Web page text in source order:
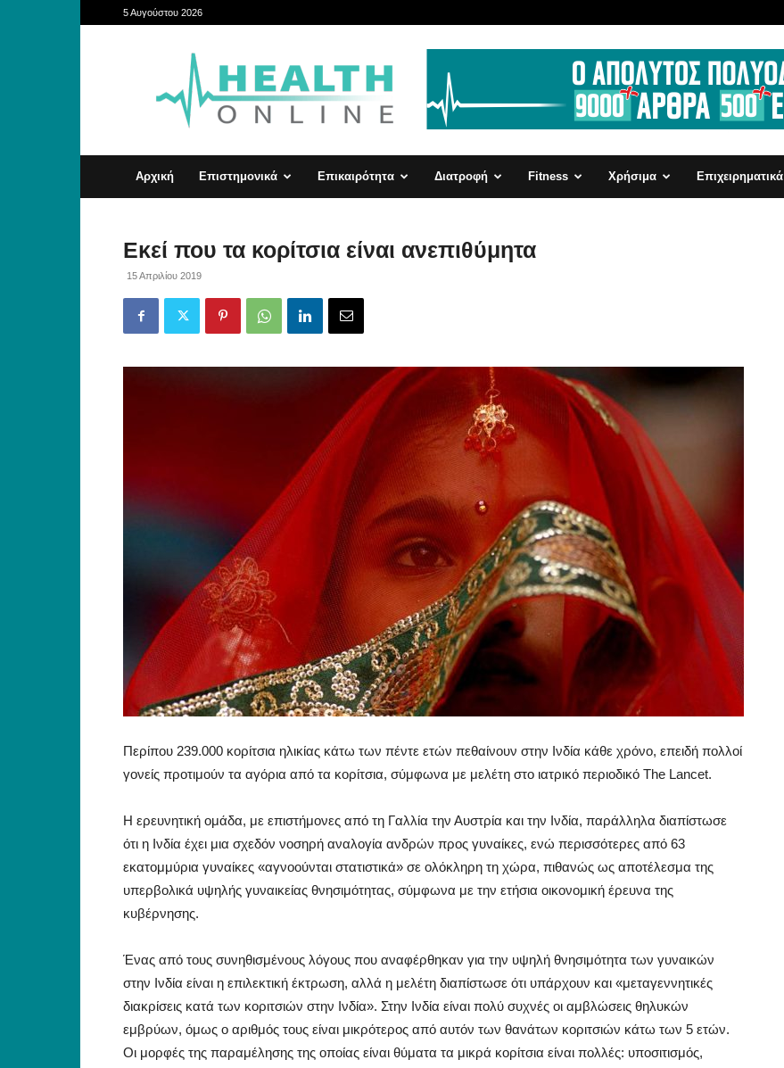
5 Αυγούστου 2026
HealthOnline
Αρχική Επιστημονικά Επικαιρότητα Διατροφή Fitness Χρήσιμα Επιχειρηματικά
Εκεί που τα κορίτσια είναι ανεπιθύμητα
15 Απριλίου 2019
Περίπου 239.000 κορίτσια ηλικίας κάτω των πέντε ετών πεθαίνουν στην Ινδία κάθε χρόνο, επειδή πολλοί
γονείς προτιμούν τα αγόρια από τα κορίτσια, σύμφωνα με μελέτη στο ιατρικό περιοδικό The Lancet.
Η ερευνητική ομάδα, με επιστήμονες από τη Γαλλία την Αυστρία και την Ινδία, παράλληλα διαπίστωσε
ότι η Ινδία έχει μια σχεδόν νοσηρή αναλογία ανδρών προς γυναίκες, ενώ περισσότερες από 63
εκατομμύρια γυναίκες «αγνοούνται στατιστικά» σε ολόκληρη τη χώρα, πιθανώς ως αποτέλεσμα της
υπερβολικά υψηλής γυναικείας θνησιμότητας, σύμφωνα με την ετήσια οικονομική έρευνα της
κυβέρνησης.
Ένας από τους συνηθισμένους λόγους που αναφέρθηκαν για την υψηλή θνησιμότητα των γυναικών
στην Ινδία είναι η επιλεκτική έκτρωση, αλλά η μελέτη διαπίστωσε ότι υπάρχουν και «μεταγεννητικές
διακρίσεις κατά των κοριτσιών στην Ινδία». Στην Ινδία είναι πολύ συχνές οι αμβλώσεις θηλυκών
εμβρύων, όμως ο αριθμός τους είναι μικρότερος από αυτόν των θανάτων κοριτσιών κάτω των 5 ετών.
Οι μορφές της παραμέλησης της οποίας είναι θύματα τα μικρά κορίτσια είναι πολλές: υποσιτισμός,